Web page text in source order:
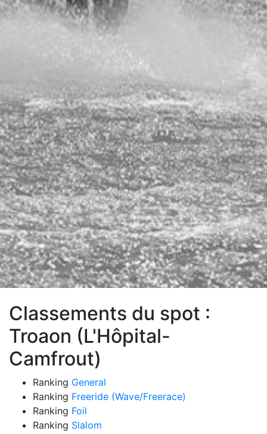
Classements du spot :
Troaon (L'Hôpital-
Camfrout)
Ranking General
Ranking Freeride (Wave/Freerace)
Ranking Foil
Ranking Slalom